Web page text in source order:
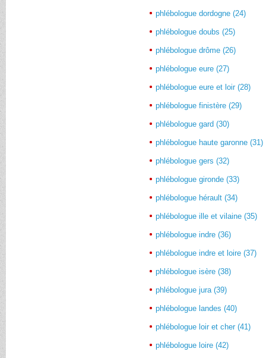
phlébologue dordogne (24)
phlébologue doubs (25)
phlébologue drôme (26)
phlébologue eure (27)
phlébologue eure et loir (28)
phlébologue finistère (29)
phlébologue gard (30)
phlébologue haute garonne (31)
phlébologue gers (32)
phlébologue gironde (33)
phlébologue hérault (34)
phlébologue ille et vilaine (35)
phlébologue indre (36)
phlébologue indre et loire (37)
phlébologue isère (38)
phlébologue jura (39)
phlébologue landes (40)
phlébologue loir et cher (41)
phlébologue loire (42)